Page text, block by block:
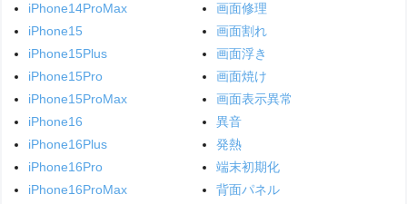
iPhone14ProMax
iPhone15
iPhone15Plus
iPhone15Pro
iPhone15ProMax
iPhone16
iPhone16Plus
iPhone16Pro
iPhone16ProMax
画面修理
画面割れ
画面浮き
画面焼け
画面表示異常
異音
発熱
端末初期化
背面パネル